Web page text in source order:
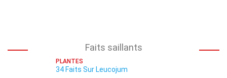
Faits saillants
PLANTES
34 Faits Sur Leucojum